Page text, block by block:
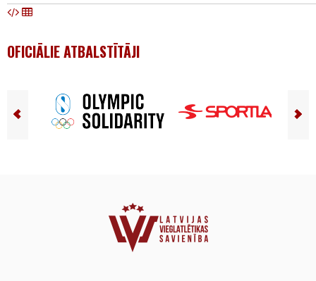
OFICIĀLIE ATBALSTĪTĀJI